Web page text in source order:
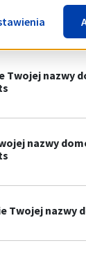
Twojej nazwy
Twojej nazwy
nazwy
Twojej nazwy